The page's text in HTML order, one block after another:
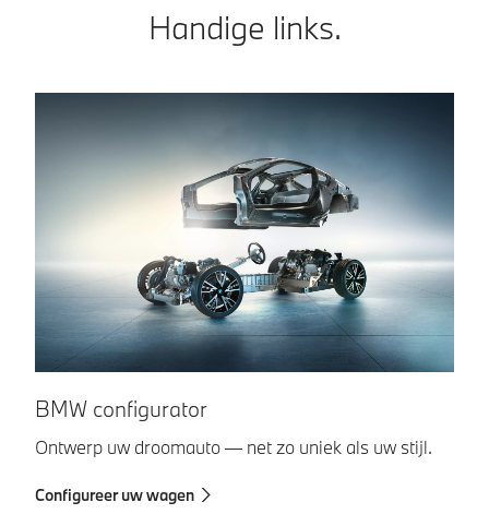
Handige links.
BMW configurator
Ontwerp uw droomauto — net zo uniek als uw stijl.
Configureer uw wagen